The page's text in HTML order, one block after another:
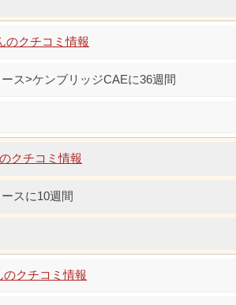
のクチコミ情報
ス>ケンブリッジCAEに36週間
クチコミ情報
スに10週間
のクチコミ情報